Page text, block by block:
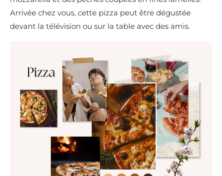
Arrivée chez vous, cette pizza peut être dégustée
devant la télévision ou sur la table avec des amis.